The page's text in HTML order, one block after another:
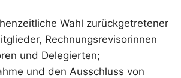
Wahl zurückgetretener
Rechnungsrevisorinnen
und Delegierten;
und den Ausschluss von